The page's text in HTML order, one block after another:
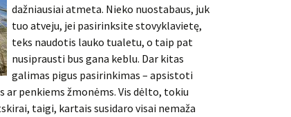
dažniausiai atmeta. Nieko nuostabaus, juk
tuo atveju, jei pasirinksite stovyklavietę,
teks naudotis lauko tualetu, o taip pat
nusiprausti bus gana keblu. Dar kitas
galimas pigus pasirinkimas – apsistoti
penkiems žmonėms. Vis dėlto, tokiu
taigi, kartais susidaro visai nemaža